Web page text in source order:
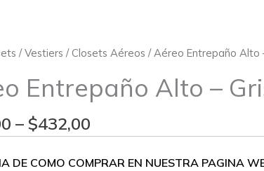
/ Vestiers / Closets Aéreos / Aéreo Entrepaño Alto
Entrepaño Alto –
– $432,00
Price
$313,00
through
$432,00
DE COMO COMPRAR EN NUESTRA PAGINA